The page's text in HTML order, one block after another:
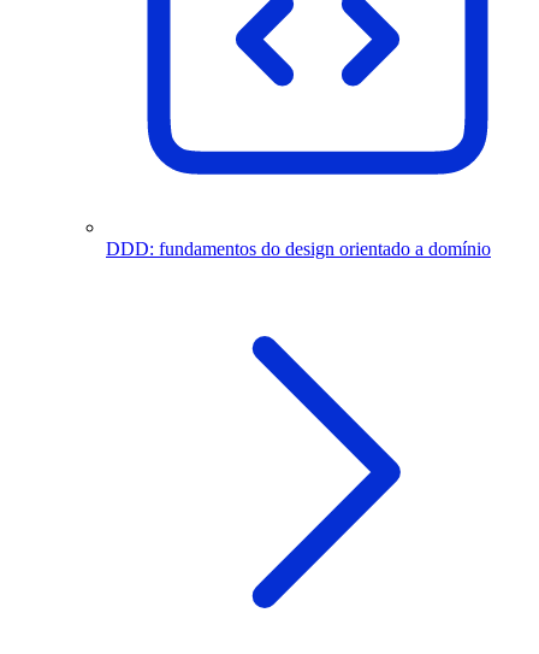
DDD: fundamentos do design orientado a domínio